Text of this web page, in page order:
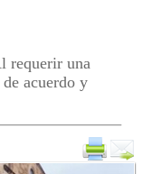
requerir una
acuerdo y